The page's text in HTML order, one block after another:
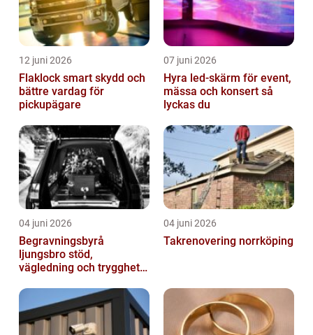
12 juni 2026
Flaklock smart skydd och
bättre vardag för
pickupägare
07 juni 2026
Hyra led-skärm för event,
mässa och konsert så
lyckas du
04 juni 2026
Begravningsbyrå
ljungsbro stöd,
vägledning och trygghet
04 juni 2026
Takrenovering norrköping